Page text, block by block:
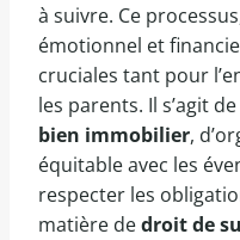
à suivre. Ce
émotionnel et
cruciales tant pour
les parents. Il s’agit
bien immobilier,
équitable avec les
respecter les
matière dedroit de